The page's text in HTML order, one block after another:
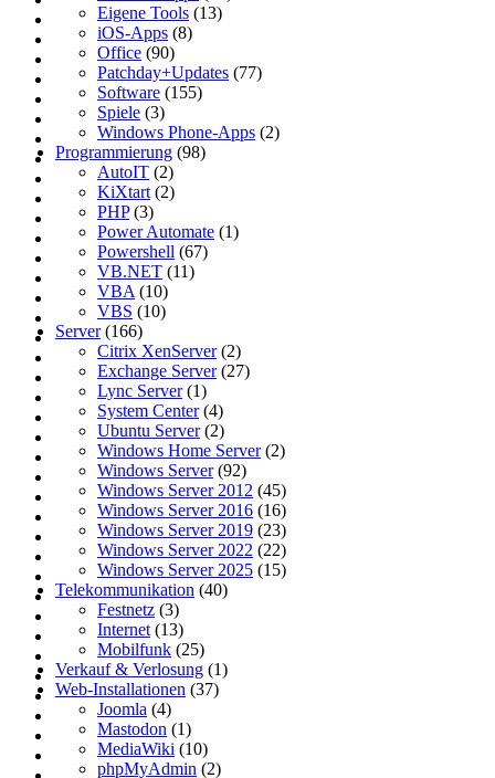
Eigene Tools (13)
iOS-Apps (8)
Office (90)
Patchday+Updates (77)
Software (155)
Spiele (3)
Windows Phone-Apps (2)
Programmierung (98)
AutoIT (2)
KiXtart (2)
PHP(3)
Power Automate (1)
Powershell (67)
VB.NET (11)
VBA (10)
VBS (10)
Server(166)
Citrix XenServer(2)
Exchange Server(27)
Lync Server(1)
System Center(4)
Ubuntu Server(2)
Windows Home Server(2)
Windows Server(92)
Windows Server 2012 (45)
Windows Server 2016 (16)
Windows Server 2019 (23)
Windows Server 2022 (22)
Windows Server 2025 (15)
Telekommunikation (40)
Festnetz (3)
Internet (13)
Mobilfunk (25)
Verkauf & Verlosung (1)
Web-Installationen (37)
Joomla (4)
Mastodon (1)
MediaWiki (10)
phpMyAdmin (2)